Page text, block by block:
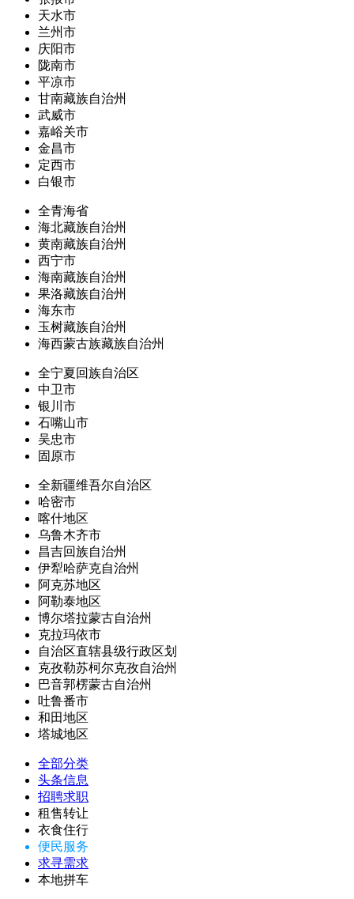
天水市
兰州市
庆阳市
陇南市
平凉市
甘南藏族自治州
武威市
嘉峪关市
金昌市
定西市
白银市
全青海省
海北藏族自治州
黄南藏族自治州
西宁市
海南藏族自治州
果洛藏族自治州
海东市
玉树藏族自治州
海西蒙古族藏族自治州
全宁夏回族自治区
中卫市
银川市
石嘴山市
吴忠市
固原市
全新疆维吾尔自治区
哈密市
喀什地区
乌鲁木齐市
昌吉回族自治州
伊犁哈萨克自治州
阿克苏地区
阿勒泰地区
博尔塔拉蒙古自治州
克拉玛依市
自治区直辖县级行政区划
克孜勒苏柯尔克孜自治州
巴音郭楞蒙古自治州
吐鲁番市
和田地区
塔城地区
全部分类
头条信息
招聘求职
租售转让
衣食住行
便民服务
求寻需求
本地拼车